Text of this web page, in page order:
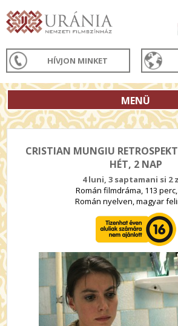
HÍVJON MINKET
MENÜ
CRISTIAN MUNGIU
HÉT, 2 NAP
4 luni, 3 saptamani si 2
Román filmdráma, 113
Román nyelven, magyar